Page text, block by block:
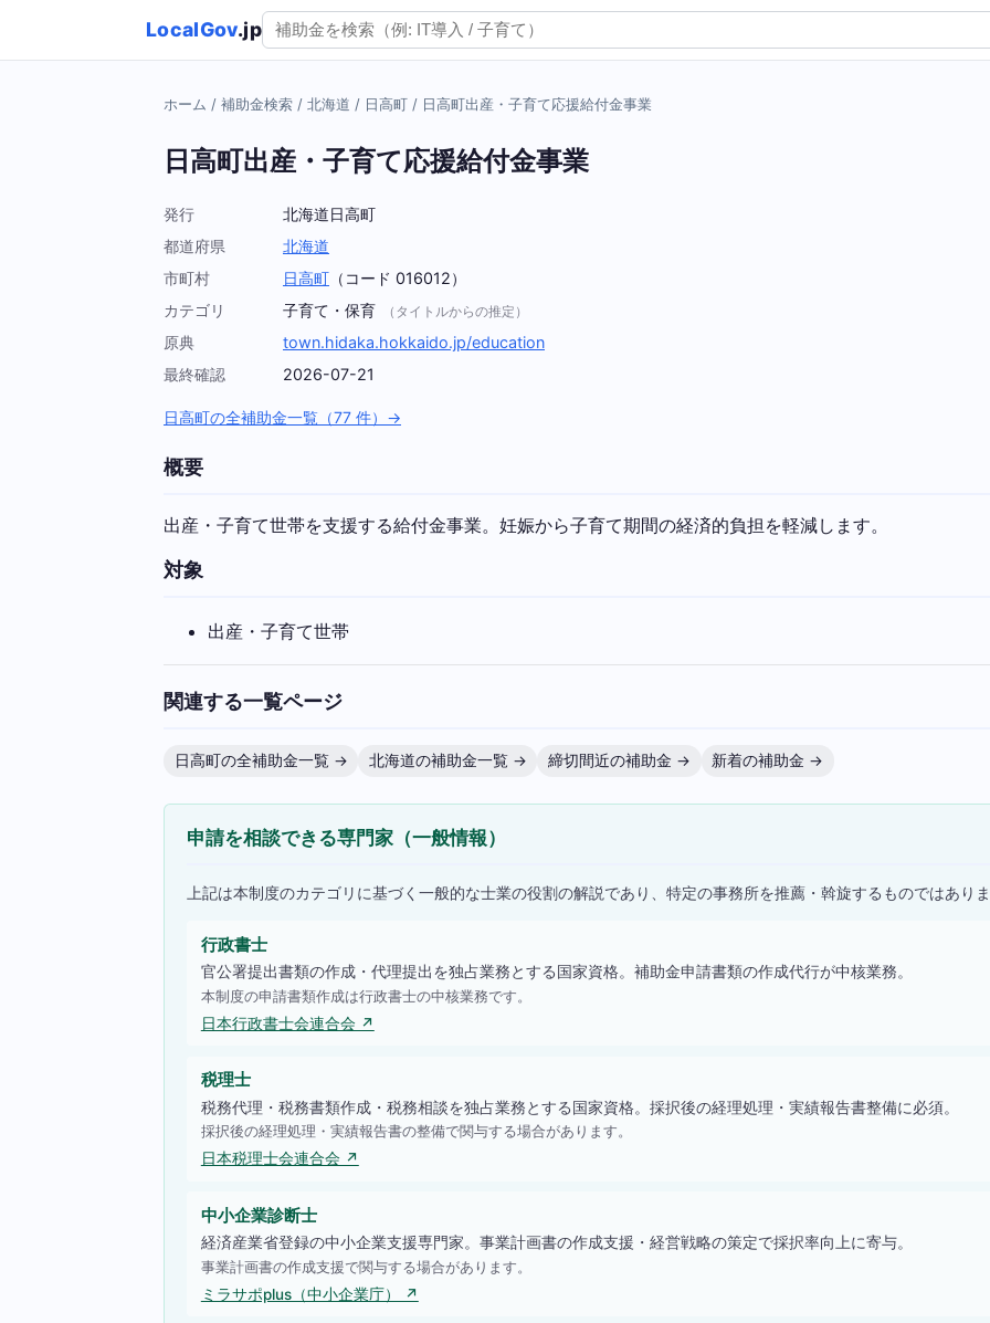
LocalGov.jp
ホーム / 補助金検索 / 北海道 / 日高町 / 日高町出産・子育て応援給付金事業
日高町出産・子育て応援給付金事業
発行
北海道日高町
都道府県
北海道
市町村
日高町 （コード 016012）
カテゴリ
子育て・保育 （タイトルからの推定）
原典
town.hidaka.hokkaido.jp/education
最終確認
2026-07-21
日高町の全補助金一覧（77 件）→
概要
出産・子育て世帯を支援する給付金事業。妊娠から子育て期間の経済的負担を軽減します。
対象
出産・子育て世帯
関連する一覧ページ
日高町の全補助金一覧 → 北海道の補助金一覧 → 締切間近の補助金 → 新着の補助金 →
申請を相談できる専門家（一般情報）
上記は本制度のカテゴリに基づく一般的な士業の役割の解説であり、特定の事務所を推薦・斡旋するものではあり
行政書士
官公署提出書類の作成・代理提出を独占業務とする国家資格。補助金申請書類の作成代行が中核業務。
本制度の申請書類作成は行政書士の中核業務です。
日本行政書士会連合会 ↗
税理士
税務代理・税務書類作成・税務相談を独占業務とする国家資格。採択後の経理処理・実績報告書整備に必須。
採択後の経理処理・実績報告書の整備で関与する場合があります。
日本税理士会連合会 ↗
中小企業診断士
経済産業省登録の中小企業支援専門家。事業計画書の作成支援・経営戦略の策定で採択率向上に寄与。
事業計画書の作成支援で関与する場合があります。
ミラサポplus（中小企業庁） ↗